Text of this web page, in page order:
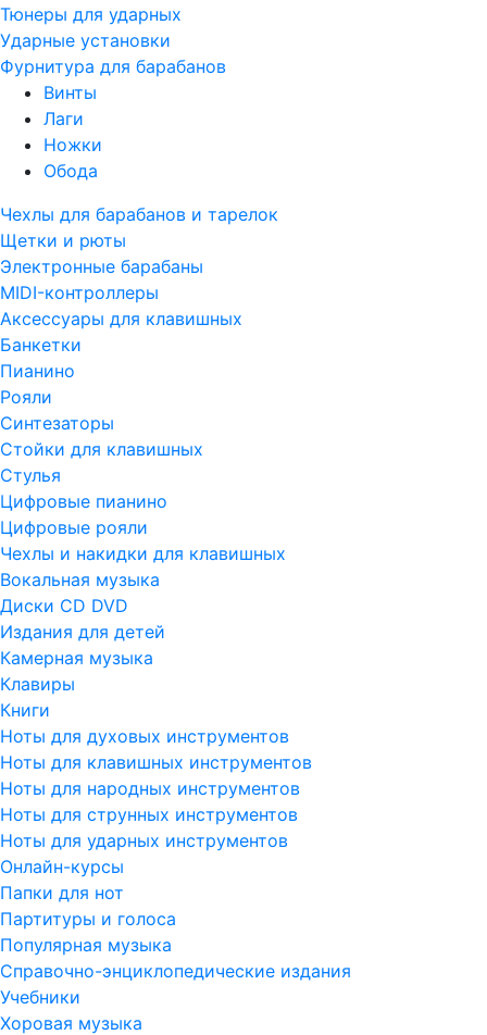
Тюнеры для ударных
Ударные установки
Фурнитура для барабанов
Винты
Лаги
Ножки
Обода
Чехлы для барабанов и тарелок
Щетки и рюты
Электронные барабаны
MIDI-контроллеры
Аксессуары для клавишных
Банкетки
Пианино
Рояли
Синтезаторы
Стойки для клавишных
Стулья
Цифровые пианино
Цифровые рояли
Чехлы и накидки для клавишных
Вокальная музыка
Диски CD DVD
Издания для детей
Камерная музыка
Клавиры
Книги
Ноты для духовых инструментов
Ноты для клавишных инструментов
Ноты для народных инструментов
Ноты для струнных инструментов
Ноты для ударных инструментов
Онлайн-курсы
Папки для нот
Партитуры и голоса
Популярная музыка
Справочно-энциклопедические издания
Учебники
Хоровая музыка